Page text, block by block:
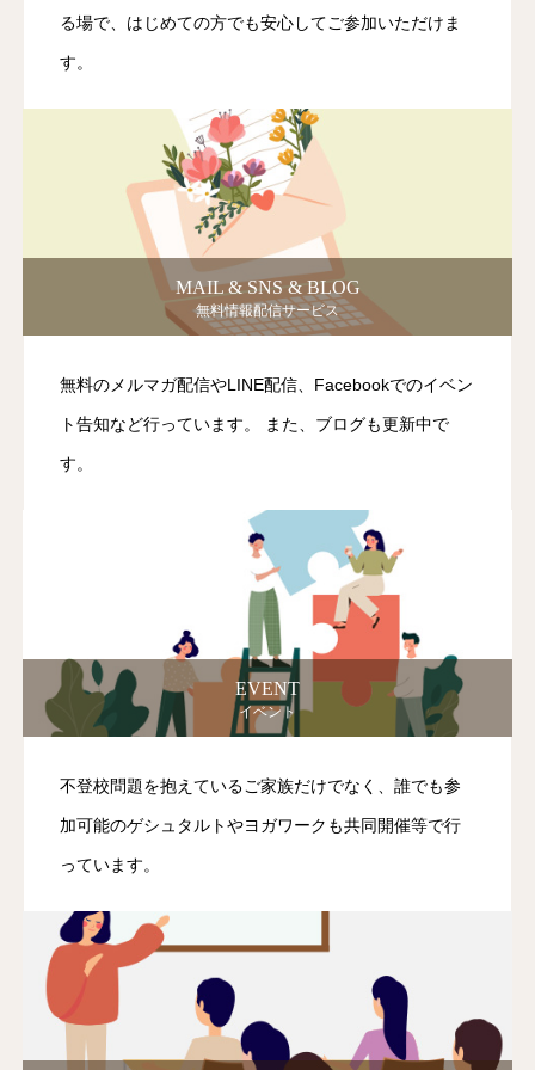
る場で、はじめての方でも安心してご参加いただけま
す。
MAIL & SNS & BLOG
無料情報配信サービス
無料のメルマガ配信やLINE配信、Facebookでのイベン
ト告知など行っています。 また、ブログも更新中で
す。
EVENT
イベント
不登校問題を抱えているご家族だけでなく、誰でも参
加可能のゲシュタルトやヨガワークも共同開催等で行
っています。